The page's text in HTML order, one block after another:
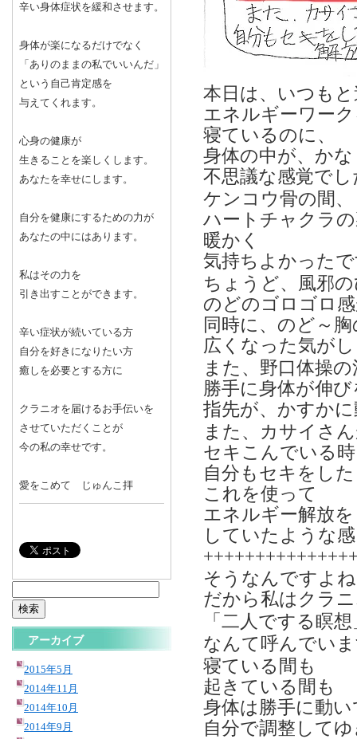
本日は、いつも
エネルギーワー
寝ているのに、
身体の中が、か
不思議な感覚でし
ケンコウ骨の間、
ハートチャクラ
暖かく
気持ちよかった
ちょうど、風邪
のどのゴロゴロ
同時に、のど～
広くなった気が
また、野口体操
勝手に身体が伸
指先が、かすか
また、カサイさ
セキこんでいる時
自分もセキをし
これを使って
エネルギー解放
していたような
そうなんですよ
だから私はクラ
「二人でする瞑想
なんて呼んでい
寝ている間も
起きている間も
身体は勝手に動い
自分で調整して
辛い身体症状を緩和させます。
身体が楽になるだけでなく
「ありのままの私でいいんだ」
という自己肯定感を
与えてくれます。
心身の健康が
生きることを楽しくします。
あなたを幸せにします。
自分を健康にするための力が
あなたの中にはあります。
私はその力を
引き出すことができます。
辛い症状が続いている方
自分を好きになりたい方
癒しを必要とする方に
クラニオを届けるお手伝いを
させていただくことが
今の私の幸せです。
愛をこめて じゅんこ拝
索:
アーカイブ
2015年5月
2014年11月
2014年10月
2014年9月